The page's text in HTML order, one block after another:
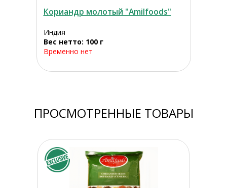
Кориандр молотый "Amilfoods"
Индия
Вес нетто: 100 г
Временно нет
ПРОСМОТРЕННЫЕ ТОВАРЫ